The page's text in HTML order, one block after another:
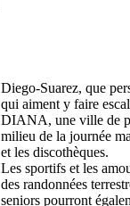
Diego-Suarez, que
qui aiment y faire
DIANA, une ville de
milieu de la journée
et les discothèques.
Les sportifs et les
des randonnées
seniors pourront